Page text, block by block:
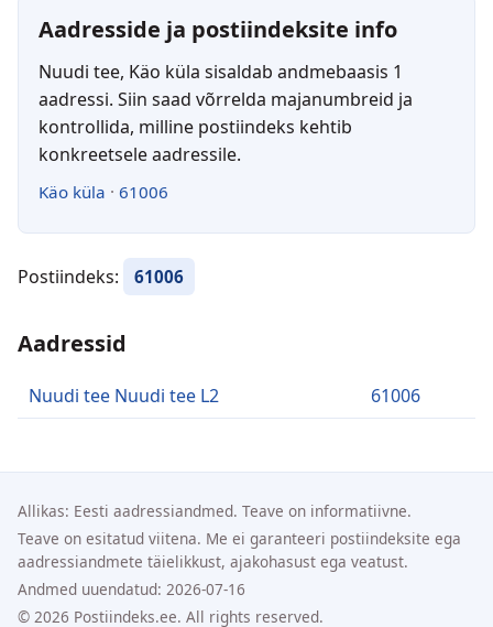
Aadresside ja postiindeksite info
Nuudi tee, Käo küla sisaldab andmebaasis 1
aadressi. Siin saad võrrelda majanumbreid ja
kontrollida, milline postiindeks kehtib
konkreetsele aadressile.
Käo küla · 61006
Postiindeks: 61006
Aadressid
Nuudi tee Nuudi tee L2 61006
Allikas: Eesti aadressiandmed. Teave on informatiivne.
Teave on esitatud viitena. Me ei garanteeri postiindeksite ega
aadressiandmete täielikkust, ajakohasust ega veatust.
Andmed uuendatud: 2026-07-16
© 2026 Postiindeks.ee. All rights reserved.